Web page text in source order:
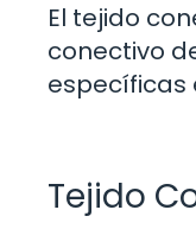
El tejido
conectivo
específicas
Tejido